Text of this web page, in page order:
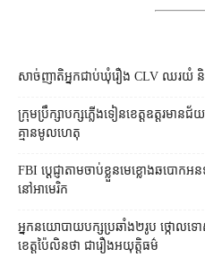
សាច់ញាតិអ្នកជាប់ឃុំរឿង CLV ឈរយំ និង
ក្រុមប្រឹក្សា​បក្ស​ភ្លើងទៀន​ខេត្ត​ឧត្ដរមាន
គ្មាន​មូលហេតុ
FBI ប្ដេជ្ញា​តាម​ចាប់ខ្លួន​មេខ្លោង​ឆបោ
នៅ​អាមេរិក
អ្នកនយោបាយ​បក្ស​ប្រឆាំង​២​រូប ថ្កោល
ខេត្ត​ប៉ៃលិន​ថា ជា​រឿង​អយុត្តិធម៌